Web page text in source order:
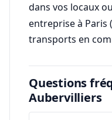
dans vos locaux
entreprise à Paris
transports en
Questions
Aubervilliers